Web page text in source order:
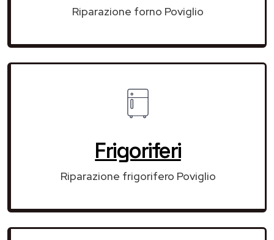
Riparazione forno Poviglio
Frigoriferi
Riparazione frigorifero Poviglio